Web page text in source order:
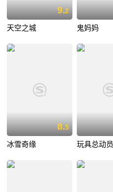
9.2
天空之城 鬼妈妈
8.5
冰雪奇缘 玩具总动员